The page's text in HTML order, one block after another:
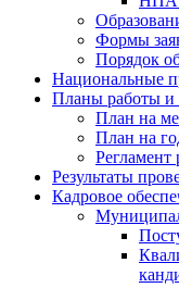
Формы
Порядок
Национальные
Планы работы и
План на
План на
Регламент
Результаты
Кадровое